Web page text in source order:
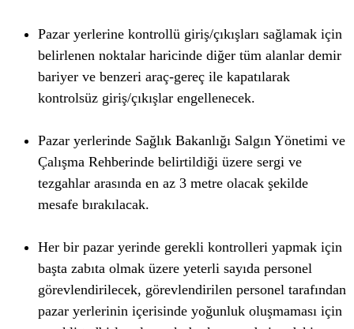
Pazar yerlerine kontrollü giriş/çıkışları sağlamak için
belirlenen noktalar haricinde diğer tüm alanlar demir
bariyer ve benzeri araç-gereç ile kapatılarak
kontrolsüz giriş/çıkışlar engellenecek.
Pazar yerlerinde Sağlık Bakanlığı Salgın Yönetimi ve
Çalışma Rehberinde belirtildiği üzere sergi ve
tezgahlar arasında en az 3 metre olacak şekilde
mesafe bırakılacak.
Her bir pazar yerinde gerekli kontrolleri yapmak için
başta zabıta olmak üzere yeterli sayıda personel
görevlendirilecek, görevlendirilen personel tarafından
pazar yerlerinin içerisinde yoğunluk oluşmaması için